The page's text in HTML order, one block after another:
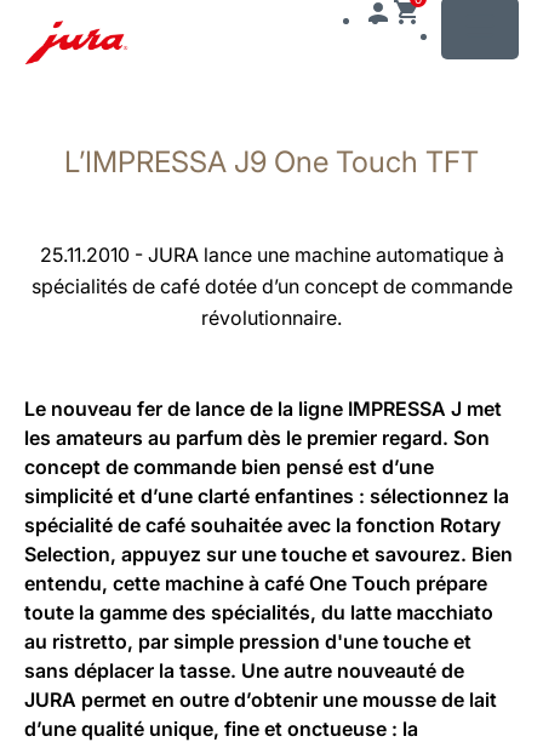
contenu
recherche
L’IMPRESSA J9 One Touch TFT
25.11.2010 - JURA lance une machine automatique à
spécialités de café dotée d’un concept de commande
révolutionnaire.
Le nouveau fer de lance de la ligne IMPRESSA J met
les amateurs au parfum dès le premier regard. Son
concept de commande bien pensé est d’une
simplicité et d’une clarté enfantines : sélectionnez la
spécialité de café souhaitée avec la fonction Rotary
Selection, appuyez sur une touche et savourez. Bien
entendu, cette machine à café One Touch prépare
toute la gamme des spécialités, du latte macchiato
au ristretto, par simple pression d'une touche et
sans déplacer la tasse. Une autre nouveauté de
JURA permet en outre d’obtenir une mousse de lait
d’une qualité unique, fine et onctueuse : la